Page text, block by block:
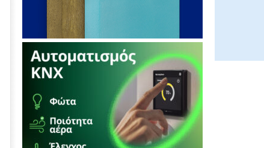
Η ελίν και η Aegean Rebreath
ενώνουν τις δυνάμεις τους σ’ ένα
πρόγραμμα ευαισθητοποίησης
και εκπαίδευσης κατά των
περιβάλλον